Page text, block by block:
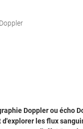
Doppler
Doppler ou écho
d'explorer les flux